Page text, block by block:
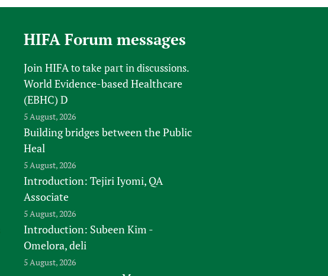
HIFA Forum messages
Join HIFAto take part in discussions.
World Evidence-based Healthcare
(EBHC) D
5 August, 2026
Building bridges between the Public
Heal
5 August, 2026
Introduction: Tejiri Iyomi, QA
Associate
5 August, 2026
Introduction: Subeen Kim -
Omelora, deli
5 August, 2026